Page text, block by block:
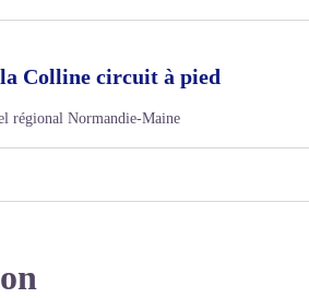
Colline circuit à pied
régional Normandie-Maine